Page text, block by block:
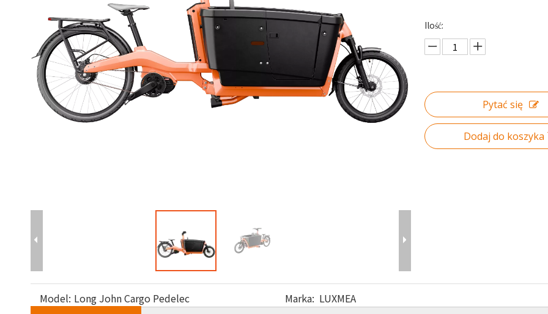
Ilość:
Pytać się
Dodaj do koszyka
Model: Long John Cargo Pedelec Marka: LUXMEA